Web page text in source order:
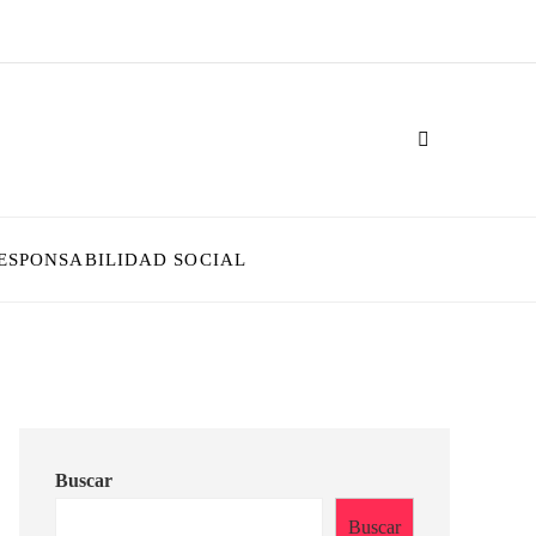
SOCIAL
Buscar
Buscar